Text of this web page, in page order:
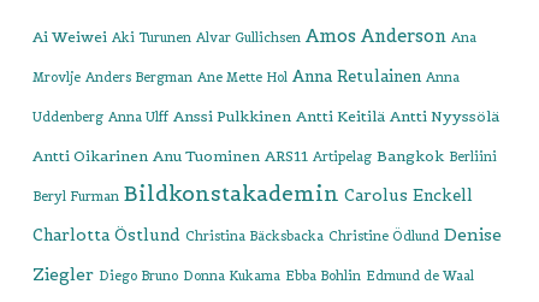
Ai Weiwei Aki Turunen Alvar Gullichsen Amos Anderson Ana
Mrovlje Anders Bergman Ane Mette Hol Anna Retulainen Anna
Uddenberg Anna Ulff Anssi Pulkkinen Antti Keitilä Antti Nyyssölä
Antti Oikarinen Anu Tuominen ARS11 Artipelag Bangkok Berliini
Beryl Furman Bildkonstakademin Carolus Enckell
Charlotta Östlund Christina Bäcksbacka Christine Ödlund Denise
Ziegler Diego Bruno Donna Kukama Ebba Bohlin Edmund de Waal